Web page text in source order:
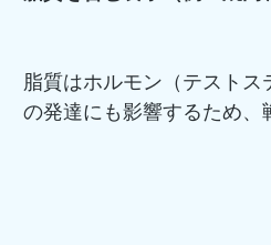
脂質はホルモン（テスト
の発達にも影響するため、